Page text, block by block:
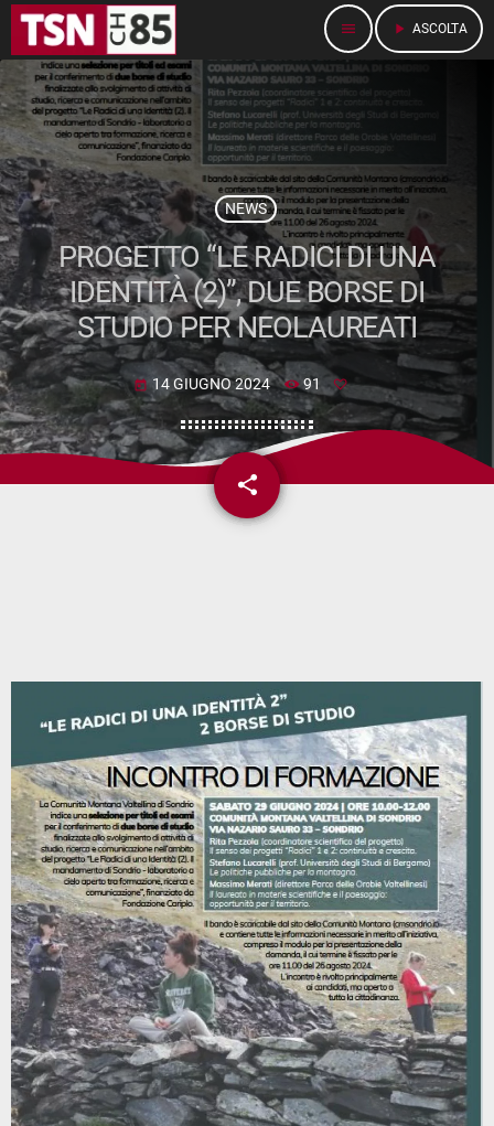
menu play_arrow ASCOLTA
NEWS
PROGETTO “LE RADICI DI UNA
IDENTITÀ (2)”, DUE BORSE DI
STUDIO PER NEOLAUREATI
today 14 GIUGNO 2024 91
share
email